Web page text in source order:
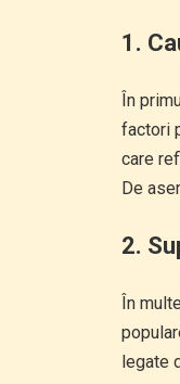
1.
În
factori
care
De
2.
În
legate